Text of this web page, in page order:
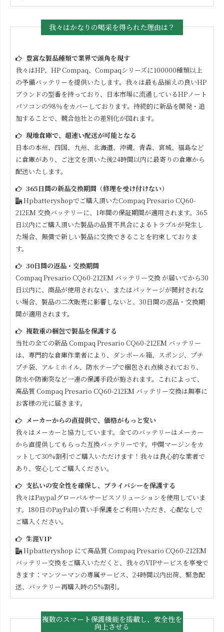
我々はかなりの喝采を得られた理由は？
豊富な製品種類で業界で頭角を現す
我々はHP、HP Compaq、Compaqシリーズに100000種類以上
の予備バッテリーを提供いたします。我々は最も品揃えの良いHP
ブランドの型番を持っており、日本市場に流通しているHPノート
パソコンの98％をカバーしております。持続的に新品を開発・追
加することで、競合他社との差別化が図れます。
現地倉庫で、超速い配送が可能となる
日本の本州、四国、九州、北海道、沖縄、青森、宮城、福島など
に倉庫があり、ご注文を頂いた後24時間以内に最寄りの倉庫から
配送いたします。
365日間の新品交換期間（修理を受け付けない）
Hpbatteryshopでご購入頂いたCompaq Presario CQ60-
212EM交換バッテリーに、1年間の保証期間が適用されます。365
日以内にご購入頂いた製品の品質不具合によるトラブルが発生し
た場合、無償で新しい製品に交換できることを約束しておりま
す。
30日間の返品・交換期間
Compaq Presario CQ60-212EM バッテリー交換 が届いてから30
日以内に、商品が使用されない、またはパッケージが開封されな
い場合、製品の二次販売に影響しないと、30日間の返品・交換期
間が適用されます。
複数重の梱包で製品を保護する
当社の全ての新品Compaq Presario CQ60-212EM バッテリー
は、専門的な倉庫作業者により、ダンボール箱、スポンジ、プチ
プチ袋、アルミホイル、防水テープで梱包され点検されており、
防水や防衝突など一連の保護手段が施されます。これによって、
高品質 Compaq Presario CQ60-212EM バッテリー交換は無事に
お客様の元に届きます。
メーカーからの直提供で、価格がもっと安い
我々はメーカーと協力しています。全てのバッテリーはメーカー
から直提供してもらった互換バッテリーです。中間マージンをカ
ットして30%割引でご購入いただけます！我々は良心的な業者で
あり、安心してご購入ください。
支払いの安全性を確保し、プライバシーを保護する
我々はPaypalグローバルサービスソリューションを使用していま
す。180日のPayPalの買い手保護をご利用いただき、心配なしで
ご購入ください。
生涯VIP
Hpbatteryshop にて高品質 Compaq Presario CQ60-212EM
バッテリー交換をご購入いただくと、我々のVIPサービスを享受で
きます：マンツーマンの専属サービス、24時間以内出荷、緊急配
送、バッテリー再購入時の5%割引。
複数のスマート保護機能を搭載し、安全性を
向上させる